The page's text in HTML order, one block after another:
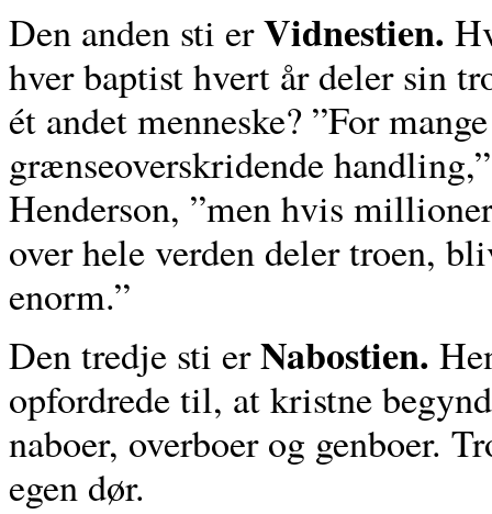
Den anden sti erVidnestien.
hver baptist hvert år deler sin
ét andet menneske? ”For
grænseoverskridende
Henderson, ”men hvis
over hele verden deler troen,
enorm.”
Den tredje sti erNabostien.
opfordrede til, at kristne
naboer, overboer og genboer.
egen dør.